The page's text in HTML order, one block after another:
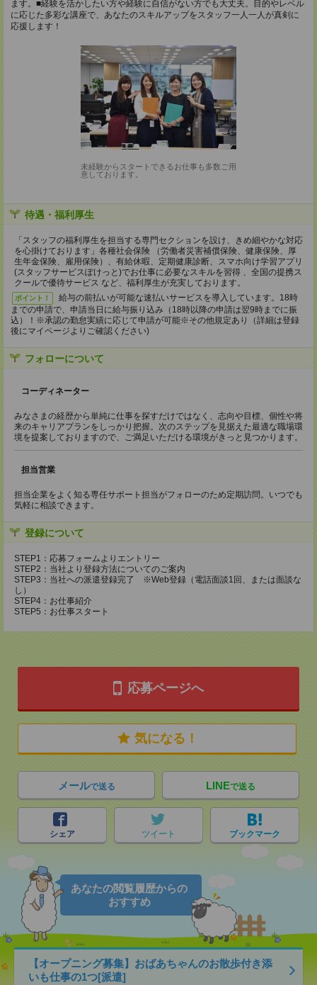
ます。■経験を活かしたい方や経験に自信がない方でも大丈夫。目的やレベル
に応じた多彩な講座で、あなたのスキルアップをスタッフ一人一人が真剣に
応援します！
未経験からスタートできるお仕事も多数ご用
意しております。
待遇・福利厚生
「スタッフの福利厚生を担当する専門セクションを設け、きめ細やかな対応
を心掛けております」各種社会保険 （労働者災害補償保険、健康保険、厚
生年金保険、雇用保険）、有給休暇、定期健康診断、スマホ向け学習アプリ
(スタッフサービスぽけっと)でお仕事に必要なスキルを習得 、全国の提携ス
クールで優待サービス など、福利厚生が充実しております。
ポイント！
給与の前払いが可能な速払いサービスを導入しています。18時
までの申請で、申請当日に給与振り込み（18時以降の申請は翌9時までに振
込）！※承認の勤怠実績に応じて申請が可能※その他規定あり（詳細は登録
後にマイページよりご確認ください)
フォローについて
コーディネーター
みなさまの経歴から単純に仕事を探すだけではなく、志向や目標、個性や将
来のキャリアプランをしっかり把握。次のステップを見据えた最適な職場環
境を提案しておりますので、ご満足いただける環境がきっと見つかります。
担当営業
担当企業をよく知る専任サポート担当がフォローのため定期訪問。いつでも
気軽に相談できます。
登録について
STEP1：応募フォームよりエントリー
STEP2：当社より登録方法についてのご案内
STEP3：当社への派遣登録完了 ※Web登録（電話面談1回、または面談な
し）
STEP4：お仕事紹介
STEP5：お仕事スタート
応募ページへ
気になる！
メールで送る LINEで送る
シェア ツイート ブックマーク
あなたの閲覧履歴からの
おすすめ
【オープニング募集】おばあちゃんのお散歩付き添
いも仕事の1つ[派遣]